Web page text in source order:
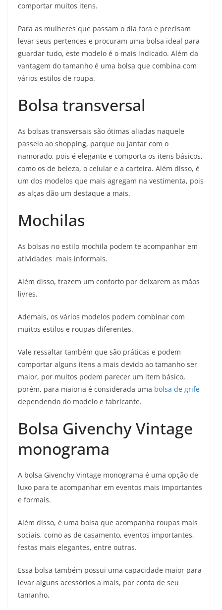
comportar muitos itens.
Para as mulheres que passam o dia fora e precisam
levar seus pertences e procuram uma bolsa ideal para
guardar tudo, este modelo é o mais indicado. Além da
vantagem do tamanho é uma bolsa que combina com
vários estilos de roupa.
Bolsa transversal
As bolsas transversais são ótimas aliadas naquele
passeio ao shopping, parque ou jantar com o
namorado, pois é elegante e comporta os itens básicos,
como os de beleza, o celular e a carteira. Além disso, é
um dos modelos que mais agregam na vestimenta, pois
as alças dão um destaque a mais.
Mochilas
As bolsas no estilo mochila podem te acompanhar em
atividades mais informais.
Além disso, trazem um conforto por deixarem as mãos
livres.
Ademais, os vários modelos podem combinar com
muitos estilos e roupas diferentes.
Vale ressaltar também que são práticas e podem
comportar alguns itens a mais devido ao tamanho ser
maior, por muitos podem parecer um item básico,
porém, para maioria é considerada uma bolsa de grife
dependendo do modelo e fabricante.
Bolsa Givenchy Vintage
monograma
A bolsa Givenchy Vintage monograma é uma opção de
luxo para te acompanhar em eventos mais importantes
e formais.
Além disso, é uma bolsa que acompanha roupas mais
sociais, como as de casamento, eventos importantes,
festas mais elegantes, entre outras.
Essa bolsa também possui uma capacidade maior para
levar alguns acessórios a mais, por conta de seu
tamanho.